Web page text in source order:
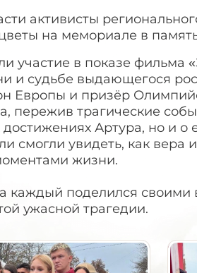
активисты
на мемориале в
участие в показе фильма
и судьбе выдающегося
Европы и призёр
пережив трагические
достижениях Артура, но и
смогли увидеть, как вера
жизни.
каждый поделился
ужасной трагедии.